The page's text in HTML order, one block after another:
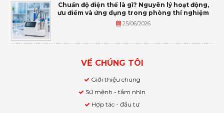
Chuẩn độ điện thế là gì? Nguyên lý hoạt động,
ưu điểm và ứng dụng trong phòng thí nghiệm
25/06/2026
VỀ CHÚNG TÔI
Giới thiệu chung
Sứ mệnh - tầm nhìn
Hợp tác - đầu tư